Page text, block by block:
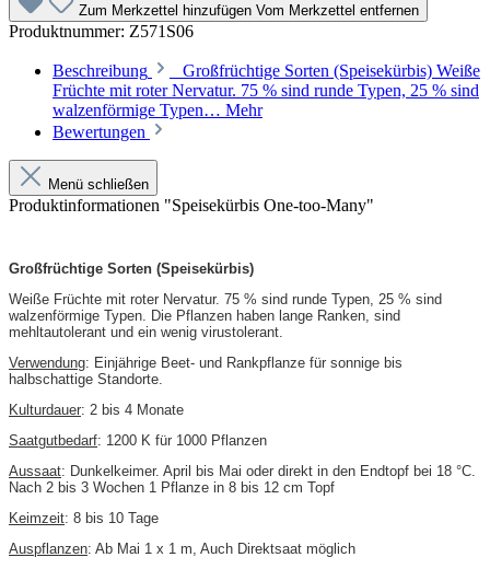
Zum Merkzettel hinzufügen Vom Merkzettel entfernen
Produktnummer: Z571S06
Beschreibung
Großfrüchtige Sorten (Speisekürbis) Weiße
Früchte mit roter Nervatur. 75 % sind runde Typen, 25 % sind
walzenförmige Typen… Mehr
Bewertungen
Menü schließen
Produktinformationen "Speisekürbis One-too-Many"
Großfrüchtige Sorten (Speisekürbis)
Weiße Früchte mit roter Nervatur. 75 % sind runde Typen, 25 % sind
walzenförmige Typen. Die Pflanzen haben lange Ranken, sind
mehltautolerant und ein wenig virustolerant.
Verwendung: Einjährige Beet- und Rankpflanze für sonnige bis
halbschattige Standorte.
Kulturdauer: 2 bis 4 Monate
Saatgutbedarf: 1200 K für 1000 Pflanzen
Aussaat: Dunkelkeimer. April bis Mai oder direkt in den Endtopf bei 18 °C.
Nach 2 bis 3 Wochen 1 Pflanze in 8 bis 12 cm Topf
Keimzeit: 8 bis 10 Tage
Auspflanzen: Ab Mai 1 x 1 m, Auch Direktsaat möglich